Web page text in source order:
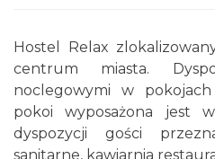
Hostel Relax
centrum miasta.
noclegowymi w
pokoi wyposażona jest
dyspozycji gości
sanitarne, kawiarnia